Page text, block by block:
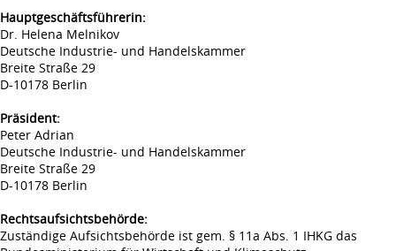
Hauptgeschäftsführerin:
Dr. Helena Melnikov
Deutsche Industrie- und Handelskammer
Breite Straße 29
D-10178 Berlin
Präsident:
Peter Adrian
Deutsche Industrie- und Handelskammer
Breite Straße 29
D-10178 Berlin
Rechtsaufsichtsbehörde:
Zuständige Aufsichtsbehörde ist gem. § 11a Abs. 1 IHKG das